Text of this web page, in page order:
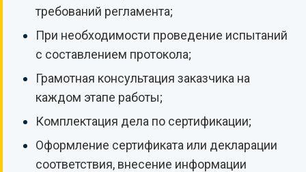
требований регламента;
При необходимости проведение испытаний
с составлением протокола;
Грамотная консультация заказчика на
каждом этапе работы;
Комплектация дела по сертификации;
Оформление сертификата или декларации
соответствия, внесение информации